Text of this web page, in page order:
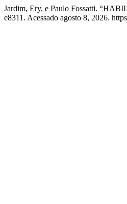
Jardim, Ery, e Paulo Fossatti.
e8311. Acessado agosto 8, 2026.